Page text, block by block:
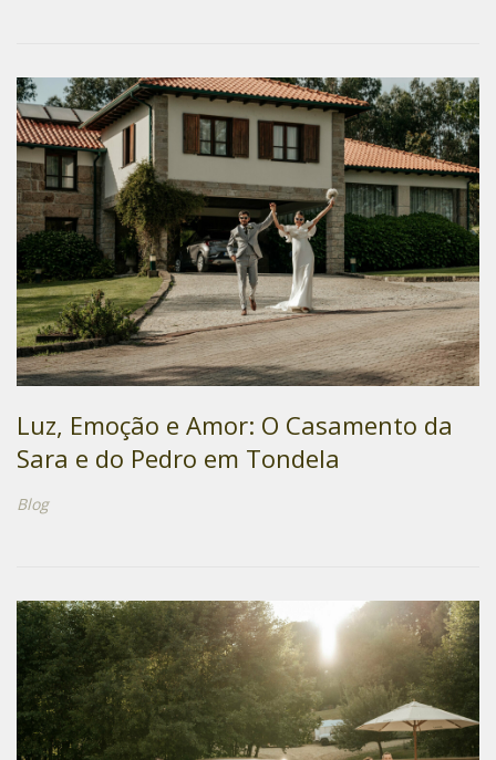
Luz, Emoção e Amor: O Casamento da
Sara e do Pedro em Tondela
Blog